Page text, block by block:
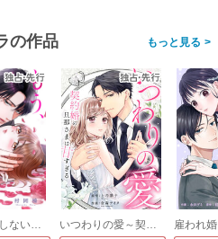
の作品 >
もう、我慢しないから。～一途すぎる冷徹部長は私を逃がしてくれない～ いつわりの愛～契約婚の旦那さまは甘すぎる～